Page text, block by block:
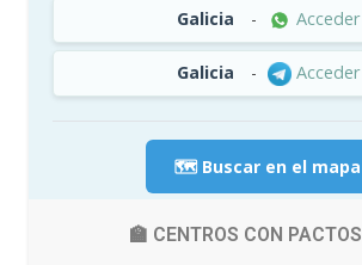
Galicia - Acceder
Galicia - Acceder
🗺️ Buscar en el mapa
🏫 CENTROS CON